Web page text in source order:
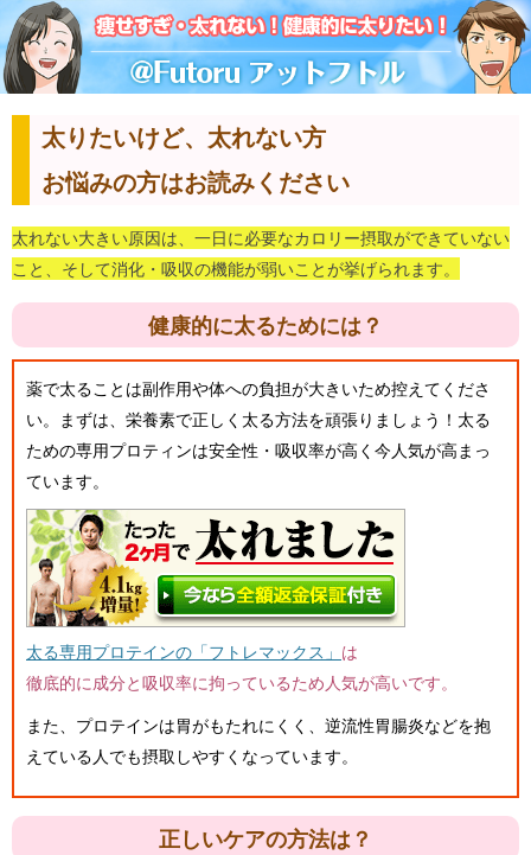
太りたいけど、太れない方
お悩みの方はお読みください
太れない大きい原因は、一日に必要なカロリー摂取ができていない
こと、そして消化・吸収の機能が弱いことが挙げられます。
健康的に太るためには？
薬で太ることは副作用や体への負担が大きいため控えてくださ
い。まずは、栄養素で正しく太る方法を頑張りましょう！太る
ための専用プロティンは安全性・吸収率が高く今人気が高まっ
ています。
太る専用プロテインの「フトレマックス」 は
徹底的に成分と吸収率に拘っているため人気が高いです。
また、プロテインは胃がもたれにくく、逆流性胃腸炎などを抱
えている人でも摂取しやすくなっています。
正しいケアの方法は？